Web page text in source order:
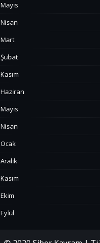
Mayıs
Nisan
Mart
Şubat
Kasım
Haziran
Mayıs
Nisan
Ocak
Aralık
Kasım
Ekim
Eylül